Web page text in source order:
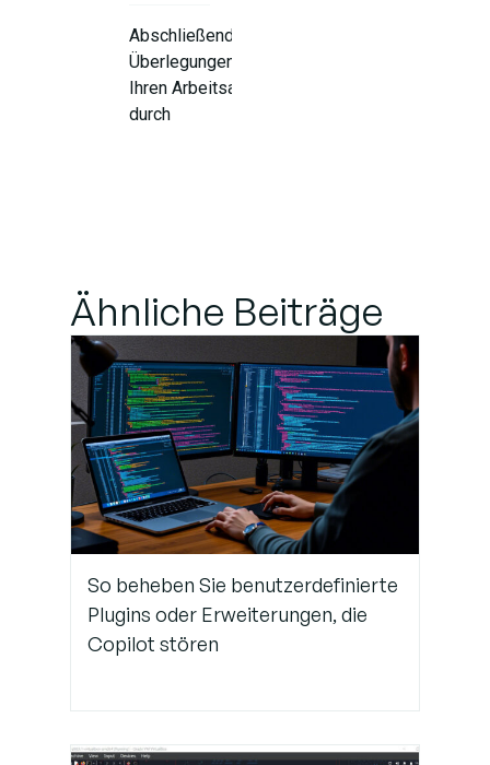
Abschließende
Überlegungen: Lassen Sie
Ihren Arbeitsablauf nicht
durch
Ähnliche Beiträge
So beheben Sie benutzerdefinierte
Plugins oder Erweiterungen, die
Copilot stören